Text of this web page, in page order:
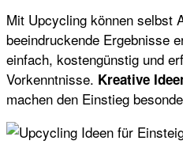
Mit Upcycling können selbst
beeindruckende Ergebnisse
einfach, kostengünstig und
Vorkenntnisse. Kreative
machen den Einstieg